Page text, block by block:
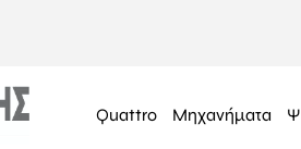
Quattro Μηχανήματα